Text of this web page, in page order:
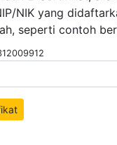
NIK yang
seperti contoh